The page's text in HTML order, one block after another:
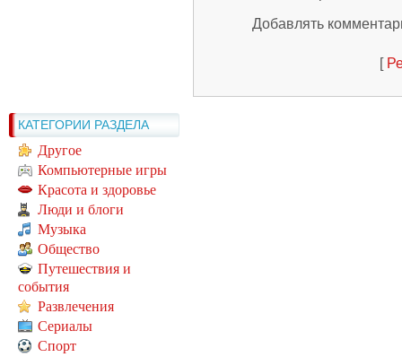
КАТЕГОРИИ РАЗДЕЛА
Другое
Компьютерные игры
Красота и здоровье
Люди и блоги
Музыка
Общество
Путешествия и
события
Развлечения
Сериалы
Спорт
Добавлять
[